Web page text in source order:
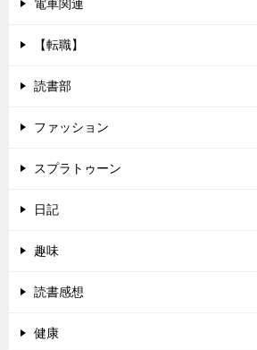
電車関連
【転職】
読書部
ファッション
スプラトゥーン
日記
趣味
読書感想
健康